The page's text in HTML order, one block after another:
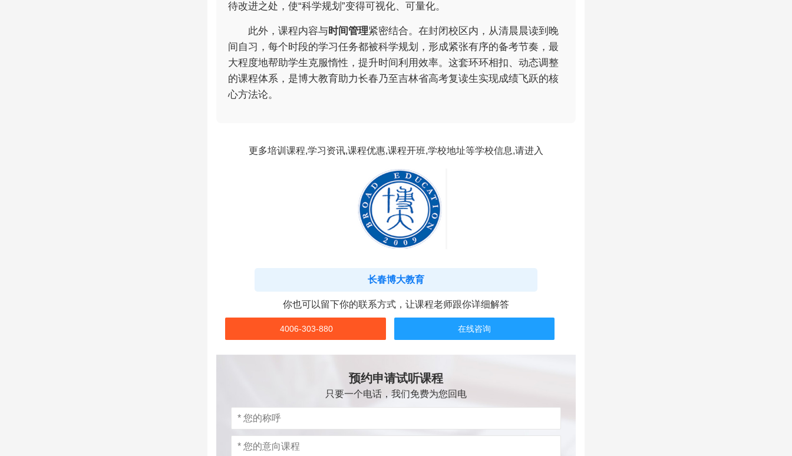
待改进之处，使“科学规划”变得可视化、可量化。
此外，课程内容与时间管理紧密结合。在封闭校区内，从清晨晨读到晚
间自习，每个时段的学习任务都被科学规划，形成紧张有序的备考节奏，最
大程度地帮助学生克服惰性，提升时间利用效率。这套环环相扣、动态调整
的课程体系，是博大教育助力长春乃至吉林省高考复读生实现成绩飞跃的核
心方法论。
更多培训课程,学习资讯,课程优惠,课程开班,学校地址等学校信息,请进入
长春博大教育
你也可以留下你的联系方式，让课程老师跟你详细解答
4006-303-880 在线咨询
预约申请试听课程
只要一个电话，我们免费为您回电